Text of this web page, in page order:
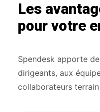
Les
pour votre
Spendesk apporte
dirigeants, aux
collaborateurs terrain